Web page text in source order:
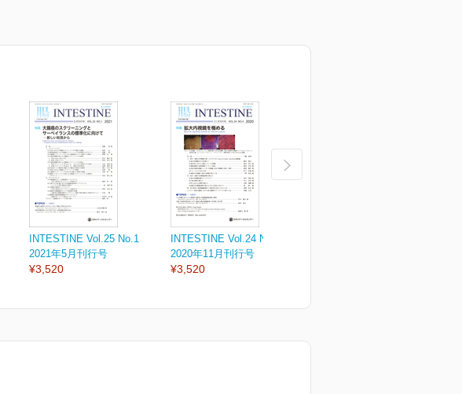
INTESTINE Vol.25 No.1
2021年5月刊行号
¥3,520
INTESTINE Vol.24 No.4
2020年11月刊行号
¥3,520